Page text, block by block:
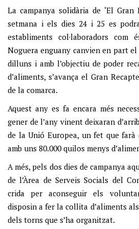
La campanya solidària de ‘El Gran
setmana i els dies 24 i 25 es
establiments col·laboradors
Noguera enguany canvien en part el
dilluns i amb l’objectiu de poder
d’aliments, s’avança el Gran
de la comarca.
Aquest any es fa encara més
gener de l’any vinent deixaran
de la Unió Europea, un fet que
amb uns 80.000 quilos menys
A més, pels dos dies de campanya
de l’Àrea de Serveis Socials del
crida per aconseguir els
disposin a fer la collita d’aliments
dels torns que s’ha organitzat.